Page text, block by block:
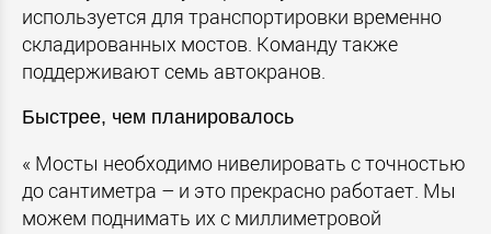
используется для транспортировки временно
складированных мостов. Команду также
поддерживают семь автокранов.
Быстрее, чем планировалось
« Мосты необходимо нивелировать с точностью
до сантиметра – и это прекрасно работает. Мы
можем поднимать их с миллиметровой